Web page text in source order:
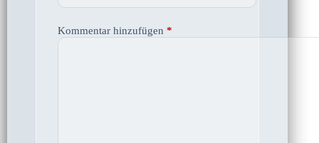
Kommentar hinzufügen *